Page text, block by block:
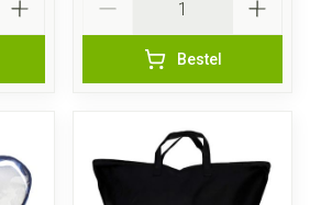
Bestel